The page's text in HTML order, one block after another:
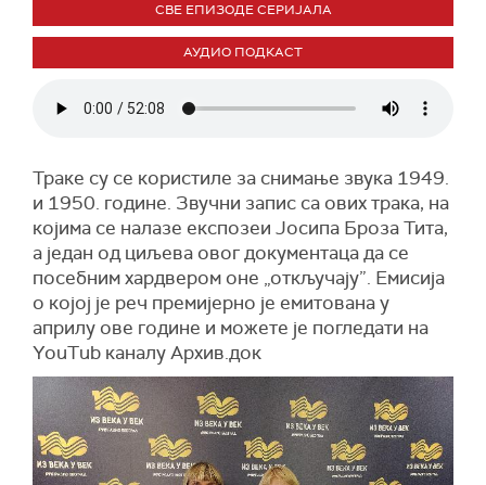
СВЕ ЕПИЗОДЕ СЕРИЈАЛА
АУДИО ПОДКАСТ
Траке су се користиле за снимање звука 1949.
и 1950. године. Звучни запис са ових трака, на
којима се налазе експозеи Јосипа Броза Тита,
а један од циљева овог документаца да се
посебним хардвером оне „откључају”. Емисија
о којој је реч премијерно је емитована у
априлу ове године и можете је погледати на
YouTub каналу Архив.док